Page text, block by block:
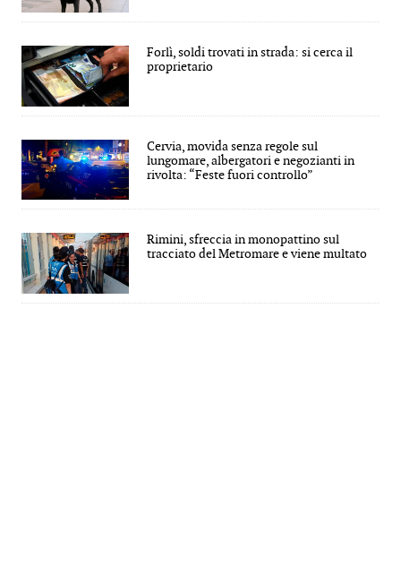
Forlì, soldi trovati in strada: si cerca il
proprietario
Cervia, movida senza regole sul
lungomare, albergatori e negozianti in
rivolta: “Feste fuori controllo”
Rimini, sfreccia in monopattino sul
tracciato del Metromare e viene multato